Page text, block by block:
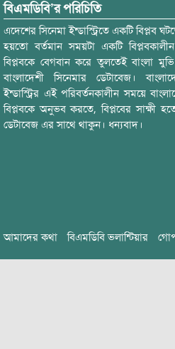
বিএমডিবি’র পরিচিতি
এদেশের সিনেমা ইন্ডাস্ট্রিতে একটি বিপ্লব
হয়তো বর্তমান সময়টা একটি
বিপ্লবকে বেগবান করে তুলতেই বাংলা
বাংলাদেশী সিনেমার ডেটাবেজ।
ইন্ডাস্ট্রির এই পরিবর্তনকালীন সময়ে
বিপ্লবকে অনুভব করতে, বিপ্লবের সাক্ষী
ডেটাবেজ এর সাথে থাকুন। ধন্যবাদ।
আমাদের কথা বিএমডিবি ভলান্টিয়ার